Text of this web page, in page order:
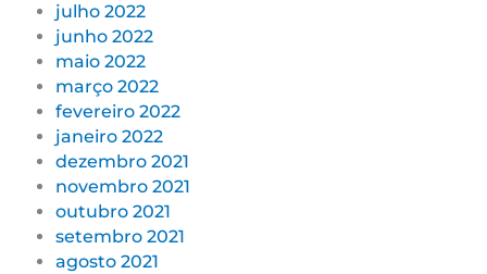
julho 2022
junho 2022
maio 2022
março 2022
fevereiro 2022
janeiro 2022
dezembro 2021
novembro 2021
outubro 2021
setembro 2021
agosto 2021